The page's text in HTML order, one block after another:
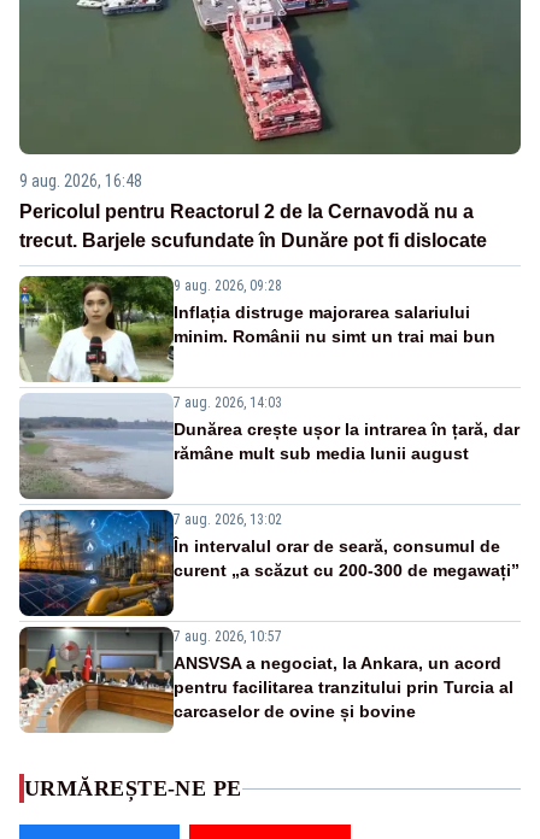
9 aug. 2026, 16:48
Pericolul pentru Reactorul 2 de la Cernavodă nu a
trecut. Barjele scufundate în Dunăre pot fi dislocate
9 aug. 2026, 09:28
Inflația distruge majorarea salariului
minim. Românii nu simt un trai mai bun
7 aug. 2026, 14:03
Dunărea crește ușor la intrarea în țară, dar
rămâne mult sub media lunii august
7 aug. 2026, 13:02
În intervalul orar de seară, consumul de
curent „a scăzut cu 200-300 de megawați”
7 aug. 2026, 10:57
ANSVSA a negociat, la Ankara, un acord
pentru facilitarea tranzitului prin Turcia al
carcaselor de ovine și bovine
URMĂREȘTE-NE PE